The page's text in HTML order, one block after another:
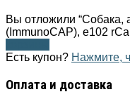
Вы отложили “Собака,
(ImmunoCAP), e102
Есть купон? Нажмите,
Оплата и доставка